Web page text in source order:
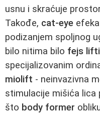
usnu i skraćuje
Takođe, cat-eye
podizanjem spoljnog
bilo nitima bilo fejs
specijalizovanim
miolift - neinvazivna
stimulacije mišića lica
što body former